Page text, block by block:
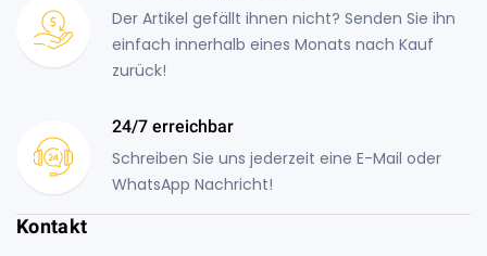
Der Artikel gefällt ihnen nicht? Senden Sie ihn
einfach innerhalb eines Monats nach Kauf
zurück!
24/7 erreichbar
Schreiben Sie uns jederzeit eine E-Mail oder
WhatsApp Nachricht!
Kontakt